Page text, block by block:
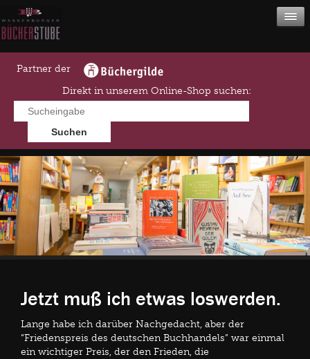
Partner der
Direkt in unserem Online-Shop suchen:
Jetzt muß ich etwas loswerden.
Lange habe ich darüber Nachgedacht, aber der
“Friedenspreis des deutschen Buchhandels” war einmal
ein wichtiger Preis, der den Frieden, die